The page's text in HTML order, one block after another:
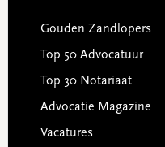
Gouden Zandlopers
Top 50 Advocatuur
Top 30 Notariaat
Advocatie Magazine
Vacatures